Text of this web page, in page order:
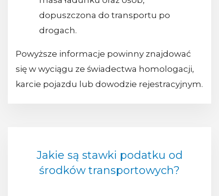
dopuszczona do transportu po
drogach.
Powyższe informacje powinny znajdować
się w wyciągu ze świadectwa homologacji,
karcie pojazdu lub dowodzie rejestracyjnym.
Jakie są stawki podatku od
środków transportowych?